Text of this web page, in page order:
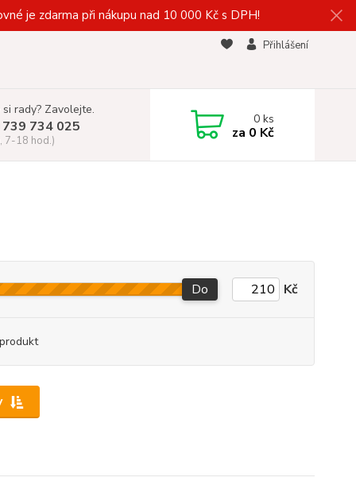
je zdarma při nákupu nad 10 000 Kč s DPH!
Přihlášení
rady? Zavolejte.
734 025
7-18 hod.)
0ks
za 0 Kč
Do Kč